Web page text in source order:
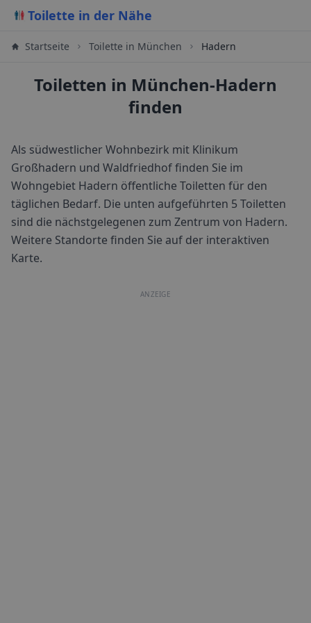
Toilette in der Nähe
Startseite Toilette in München Hadern
Toiletten in München-Hadern
finden
Als südwestlicher Wohnbezirk mit Klinikum
Großhadern und Waldfriedhof finden Sie im
Wohngebiet Hadern öffentliche Toiletten für den
täglichen Bedarf. Die unten aufgeführten 5 Toiletten
sind die nächstgelegenen zum Zentrum von Hadern.
Weitere Standorte finden Sie auf der interaktiven
Karte.
ANZEIGE